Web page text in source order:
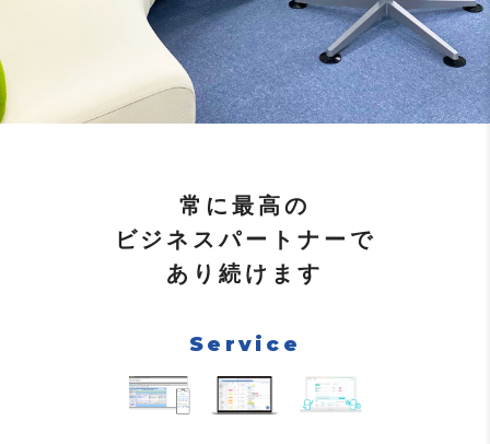
常に最高の
ビジネスパートナーで
あり続けます
Service